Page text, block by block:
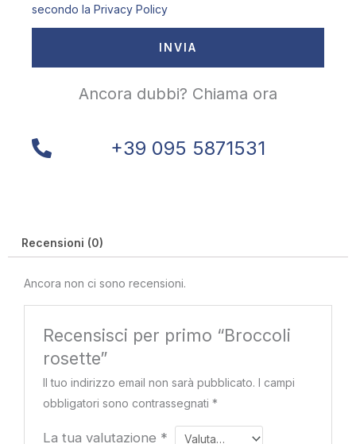
secondo la Privacy Policy
INVIA
Ancora dubbi? Chiama ora
+39 095 5871531
Recensioni (0)
Ancora non ci sono recensioni.
Recensisci per primo “Broccoli
rosette”
Il tuo indirizzo email non sarà pubblicato. I campi
obbligatori sono contrassegnati*
La tua valutazione *